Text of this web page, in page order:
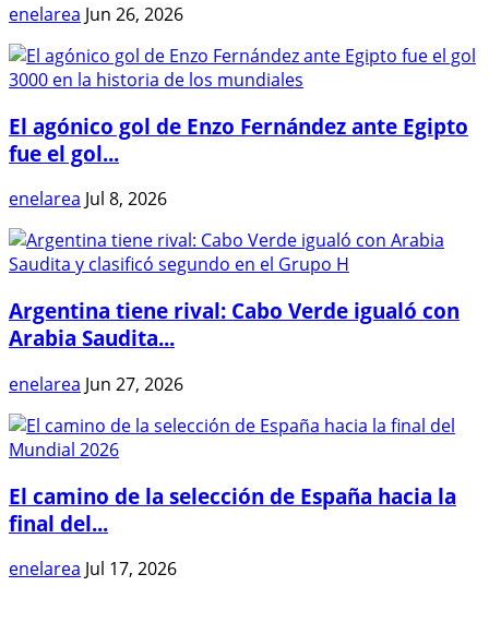
enelarea Jun 26, 2026
El agónico gol de Enzo Fernández ante Egipto
fue el gol...
enelarea Jul 8, 2026
Argentina tiene rival: Cabo Verde igualó con
Arabia Saudita...
enelarea Jun 27, 2026
El camino de la selección de España hacia la
final del...
enelarea Jul 17, 2026